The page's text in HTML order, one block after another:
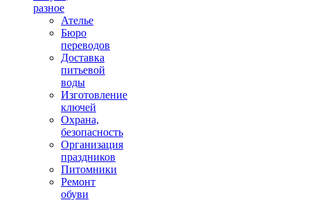
разное
Ателье
Бюро
переводов
Доставка
питьевой
воды
Изготовление
ключей
Охрана,
безопасность
Организация
праздников
Питомники
Ремонт
обуви